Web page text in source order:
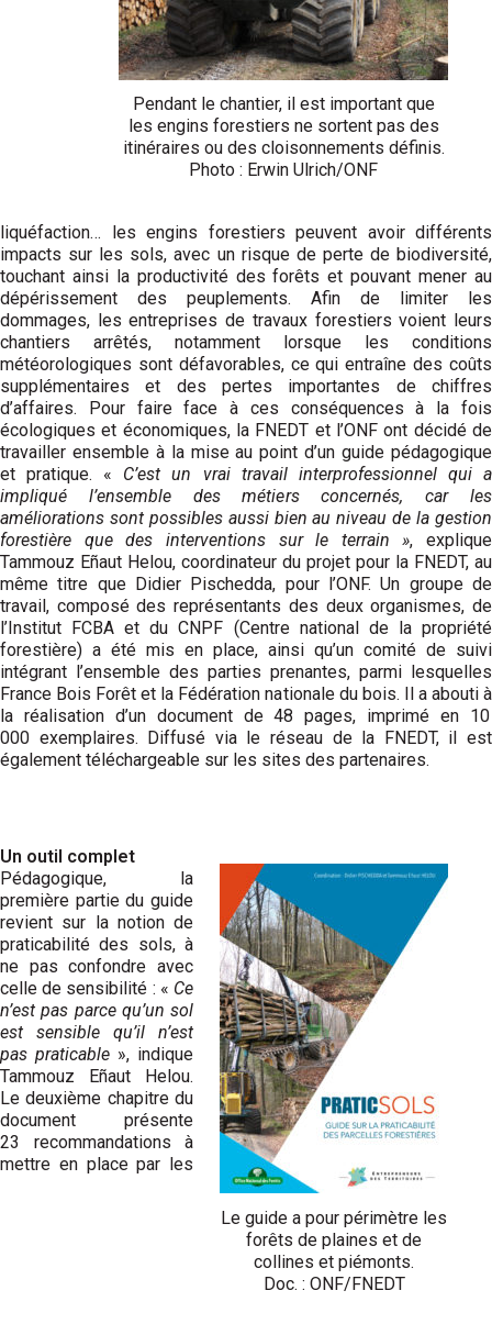
Pendant le chantier, il est important que
les engins forestiers ne sortent pas des
itinéraires ou des cloisonnements définis.
Photo : Erwin Ulrich/ONF
liquéfaction… les engins forestiers peuvent avoir différents
impacts sur les sols, avec un risque de perte de biodiversité,
touchant ainsi la productivité des forêts et pouvant mener au
dépérissement des peuplements. Afin de limiter les
dommages, les entreprises de travaux forestiers voient leurs
chantiers arrêtés, notamment lorsque les conditions
météorologiques sont défavorables, ce qui entraîne des coûts
supplémentaires et des pertes importantes de chiffres
d’affaires. Pour faire face à ces conséquences à la fois
écologiques et économiques, la FNEDT et l’ONF ont décidé de
travailler ensemble à la mise au point d’un guide pédagogique
et pratique. « C’est un vrai travail interprofessionnel qui a
impliqué l’ensemble des métiers concernés, car les
améliorations sont possibles aussi bien au niveau de la gestion
forestière que des interventions sur le terrain », explique
Tammouz Eñaut Helou, coordinateur du projet pour la FNEDT, au
même titre que Didier Pischedda, pour l’ONF. Un groupe de
travail, composé des représentants des deux organismes, de
l’Institut FCBA et du CNPF (Centre national de la propriété
forestière) a été mis en place, ainsi qu’un comité de suivi
intégrant l’ensemble des parties prenantes, parmi lesquelles
France Bois Forêt et la Fédération nationale du bois. Il a abouti à
la réalisation d’un document de 48 pages, imprimé en 10
000 exemplaires. Diffusé via le réseau de la FNEDT, il est
également téléchargeable sur les sites des partenaires.
Le guide a pour périmètre les
forêts de plaines et de
collines et piémonts.
Doc. : ONF/FNEDT
Un outil complet
Pédagogique, la
première partie du guide
revient sur la notion de
praticabilité des sols, à
ne pas confondre avec
celle de sensibilité : « Ce
n’est pas parce qu’un sol
est sensible qu’il n’est
pas praticable », indique
Tammouz Eñaut Helou.
Le deuxième chapitre du
document présente
23 recommandations à
mettre en place par les